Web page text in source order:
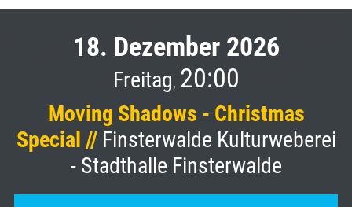
18. Dezember 2026
Freitag, 20:00
Moving Shadows - Christmas
Special // Finsterwalde Kulturweberei
- Stadthalle Finsterwalde